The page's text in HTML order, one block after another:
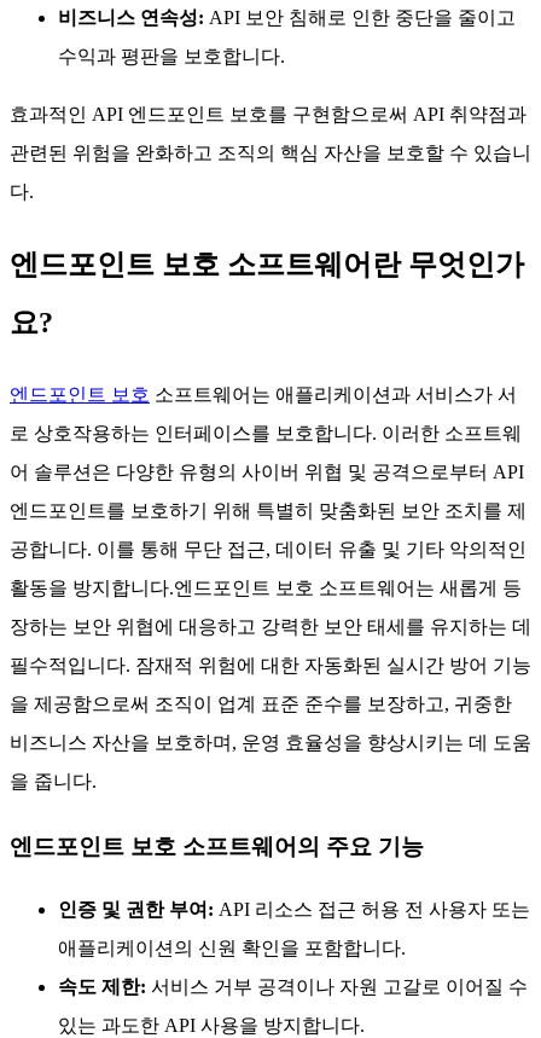
비즈니스 연속성: API 보안 침해로 인한 중단을 줄이고
수익과 평판을 보호합니다.
효과적인 API 엔드포인트 보호를 구현함으로써 API 취약점과
관련된 위험을 완화하고 조직의 핵심 자산을 보호할 수 있습니
다.
엔드포인트 보호 소프트웨어란 무엇인가
요?
엔드포인트 보호 소프트웨어는 애플리케이션과 서비스가 서
로 상호작용하는 인터페이스를 보호합니다. 이러한 소프트웨
어 솔루션은 다양한 유형의 사이버 위협 및 공격으로부터 API
엔드포인트를 보호하기 위해 특별히 맞춤화된 보안 조치를 제
공합니다. 이를 통해 무단 접근, 데이터 유출 및 기타 악의적인
활동을 방지합니다.엔드포인트 보호 소프트웨어는 새롭게 등
장하는 보안 위협에 대응하고 강력한 보안 태세를 유지하는 데
필수적입니다. 잠재적 위험에 대한 자동화된 실시간 방어 기능
을 제공함으로써 조직이 업계 표준 준수를 보장하고, 귀중한
비즈니스 자산을 보호하며, 운영 효율성을 향상시키는 데 도움
을 줍니다.
엔드포인트 보호 소프트웨어의 주요 기능
인증 및 권한 부여: API 리소스 접근 허용 전 사용자 또는
애플리케이션의 신원 확인을 포함합니다.
속도 제한: 서비스 거부 공격이나 자원 고갈로 이어질 수
있는 과도한 API 사용을 방지합니다.